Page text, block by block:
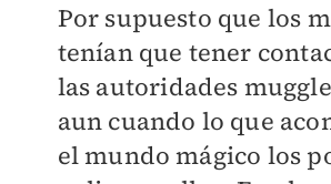
Por supuesto que los
tenían que tener
las autoridades
aun cuando lo que
el mundo mágico los